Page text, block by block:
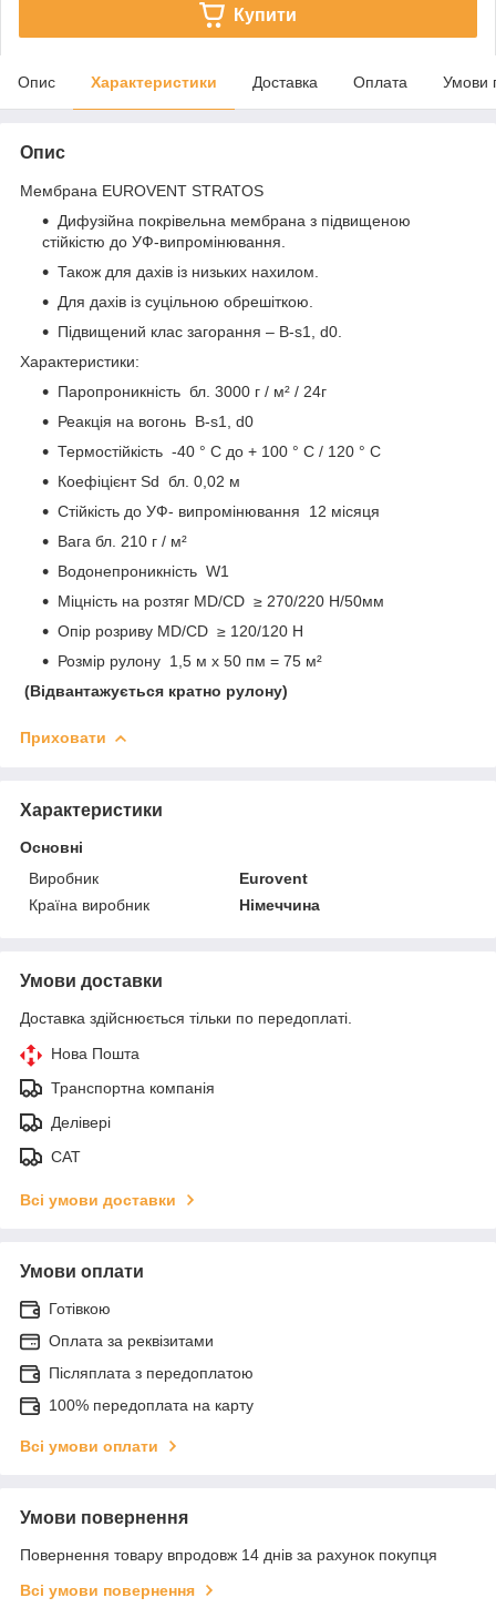
Купити
Опис Характеристики Доставка Оплата Умови
Опис
Мембрана EUROVENT STRATOS
Дифузійна покрівельна мембрана з підвищеною
стійкістю до УФ-випромінювання.
Також для дахів із низьких нахилом.
Для дахів із суцільною обрешіткою.
Підвищений клас загорання – B-s1, d0.
Характеристики:
Паропроникність бл. 3000 г / м² / 24г
Реакція на вогонь B-s1, d0
Термостійкість -40 ° С до + 100 ° C / 120 ° С
Коефіцієнт Sd бл. 0,02 м
Стійкість до УФ- випромінювання 12 місяця
Вага бл. 210 г / м²
Водонепроникність W1
Міцність на розтяг MD/CD ≥ 270/220 H/50мм
Опір розриву MD/CD ≥ 120/120 H
Розмір рулону 1,5 м х 50 пм = 75 м²
(Відвантажується кратно рулону)
Приховати
Характеристики
Основні
Виробник
Eurovent
Країна виробник
Німеччина
Умови доставки
Доставка здійснюється тільки по передоплаті.
Нова Пошта
Транспортна компанія
Делівері
САТ
Всі умови доставки
Умови оплати
Готівкою
Оплата за реквізитами
Післяплата з передоплатою
100% передоплата на карту
Всі умови оплати
Умови повернення
Повернення товару впродовж 14 днів за рахунок покупця
Всі умови повернення